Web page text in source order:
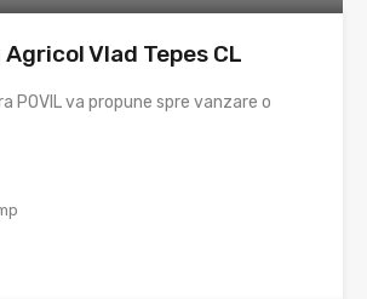
Agricol Vlad Tepes CL
POVIL va propune spre vanzare o